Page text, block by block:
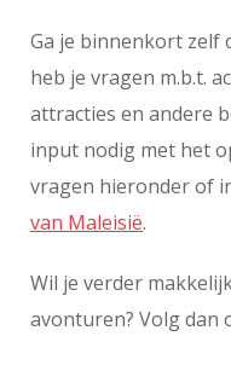
Ga je binnenkort zelf
heb je vragen m.b.t.
attracties en andere
input nodig met het
vragen hieronder of
van Maleisië.
Wil je verder
avonturen? Volg dan